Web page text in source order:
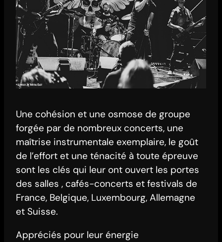
Une cohésion et une osmose de groupe
forgée par de nombreux concerts, une
maîtrise instrumentale exemplaire, le goût
de l’effort et une ténacité à toute épreuve
sont les clés qui leur ont ouvert les portes
des salles , cafés-concerts et festivals de
France, Belgique, Luxembourg, Allemagne
et Suisse.
Appréciés pour leur énergie